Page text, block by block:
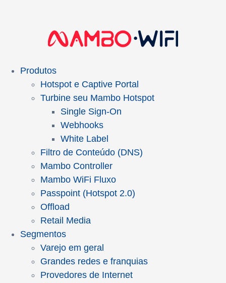
Produtos
Hotspot e Captive Portal
Turbine seu Mambo Hotspot
Single Sign-On
Webhooks
White Label
Filtro de Conteúdo (DNS)
Mambo Controller
Mambo WiFi Fluxo
Passpoint (Hotspot 2.0)
Offload
Retail Media
Segmentos
Varejo em geral
Grandes redes e franquias
Provedores de Internet